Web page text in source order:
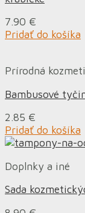
7.90 €
Pridať do košíka
Prírodná
Bambusové
2.85 €
Pridať do košíka
Doplnky a iné
Sada